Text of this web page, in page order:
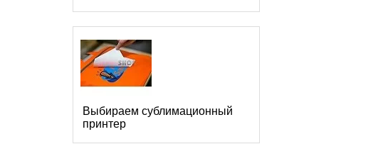
Выбираем сублимационный
принтер